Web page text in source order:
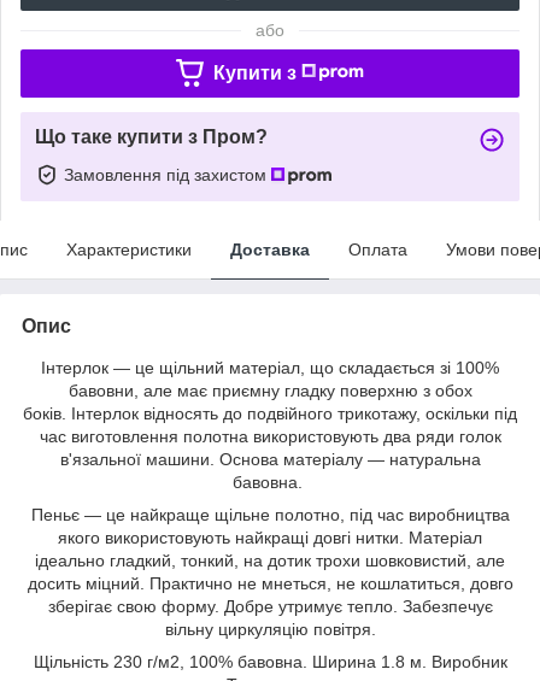
або
Купити з
Що таке купити з Пром?
Замовлення під захистом
Характеристики Доставка Оплата Умови
Опис
Інтерлок — це щільний матеріал, що складається зі 100%
бавовни, але має приємну гладку поверхню з обох
боків. Інтерлок відносять до подвійного трикотажу, оскільки під
час виготовлення полотна використовують два ряди голок
в'язальної машини. Основа матеріалу — натуральна
бавовна.
Пеньє — це найкраще щільне полотно, під час виробництва
якого використовують найкращі довгі нитки. Матеріал
ідеально гладкий, тонкий, на дотик трохи шовковистий, але
досить міцний. Практично не мнеться, не кошлатиться, довго
зберігає свою форму. Добре утримує тепло. Забезпечує
вільну циркуляцію повітря.
Щільність 230 г/м2, 100% бавовна. Ширина 1.8 м. Виробник